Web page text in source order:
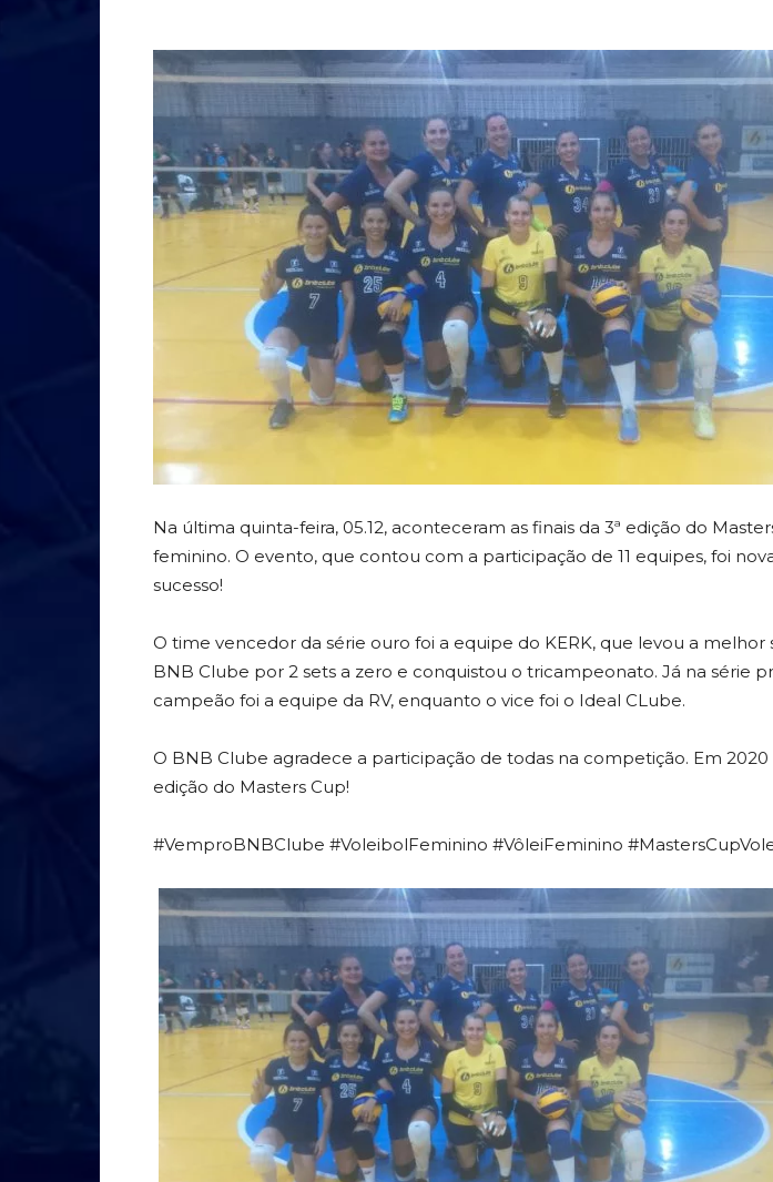
Na última quinta-feira, 05.12, aconteceram as finais da 3ª edição do
feminino. O evento, que contou com a participação de 11 equipes, foi
sucesso!
O time vencedor da série ouro foi a equipe do KERK, que levou a
BNB Clube por 2 sets a zero e conquistou o tricampeonato. Já na série
campeão foi a equipe da RV, enquanto o vice foi o Ideal CLube.
O BNB Clube agradece a participação de todas na competição. Em 2020
edição do Masters Cup!
#VemproBNBClube #VoleibolFeminino #VôleiFeminino